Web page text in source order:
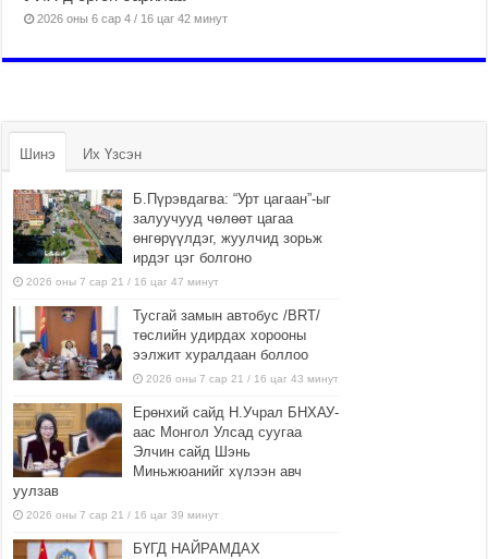
2026 оны 6 сар 4 / 16 цаг 42 минут
Шинэ Их Үзсэн
Б.Пүрэвдагва: “Урт цагаан”-ыг
залуучууд чөлөөт цагаа
өнгөрүүлдэг, жуулчид зорьж
ирдэг цэг болгоно
2026 оны 7 сар 21 / 16 цаг 47 минут
Тусгай замын автобус /BRT/
төслийн удирдах хорооны
ээлжит хуралдаан боллоо
2026 оны 7 сар 21 / 16 цаг 43 минут
Ерөнхий сайд Н.Учрал БНХАУ-
аас Монгол Улсад суугаа
Элчин сайд Шэнь
Миньжюанийг хүлээн авч
уулзав
2026 оны 7 сар 21 / 16 цаг 39 минут
БҮГД НАЙРАМДАХ